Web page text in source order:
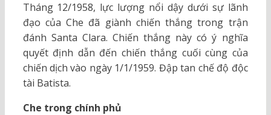
Tháng 12/1958, lực lượng nổi dậy dưới sự lãnh
đạo của Che đã giành chiến thắng trong trận
đánh Santa Clara. Chiến thắng này có ý nghĩa
quyết định dẫn đến chiến thắng cuối cùng của
chiến dịch vào ngày 1/1/1959. Đập tan chế độ độc
tài Batista.
Che trong chính phủ